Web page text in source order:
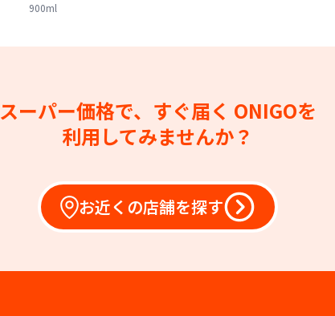
900ml
スーパー価格で、すぐ届く ONIGOを
利用してみませんか？
お近くの店舗を探す